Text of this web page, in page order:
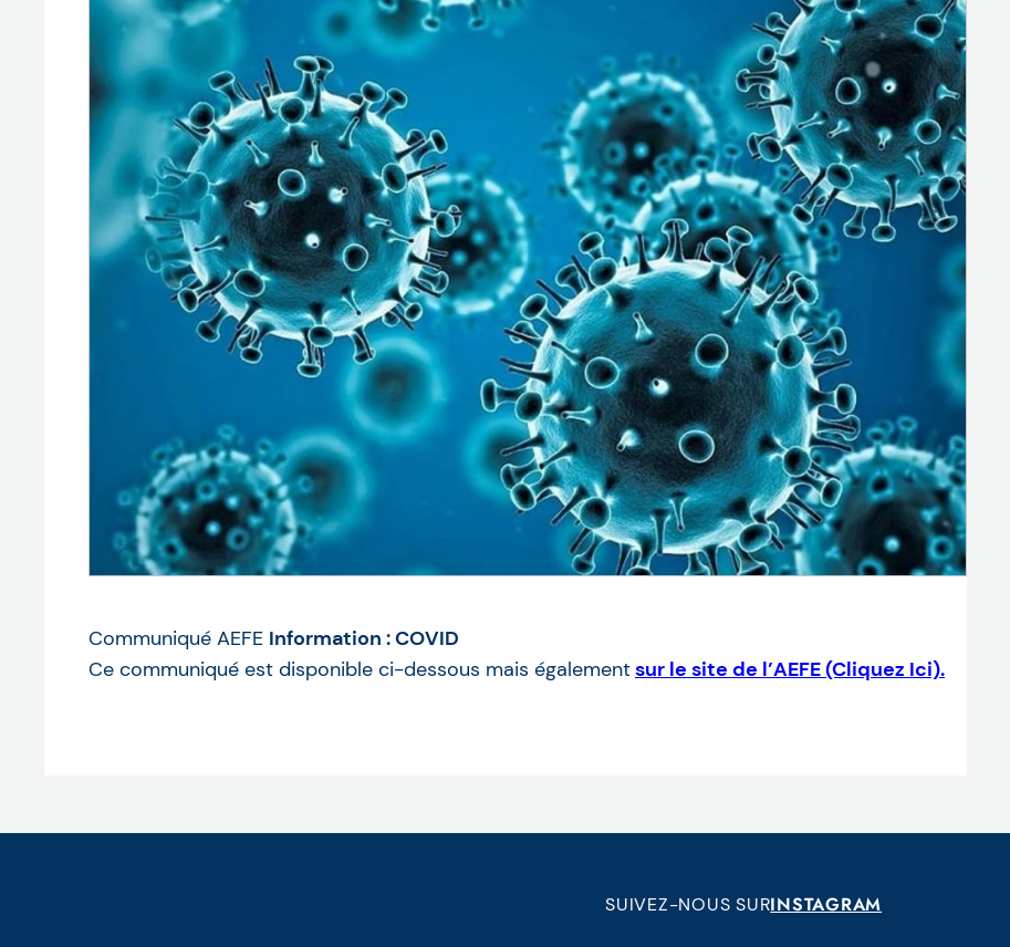
Communiqué AEFE Information : COVID
Ce communiqué est disponible ci-dessous mais égalementsur le site de l’AEFE (Cliquez Ici).
SUIVEZ-NOUS SURINSTAGRAM